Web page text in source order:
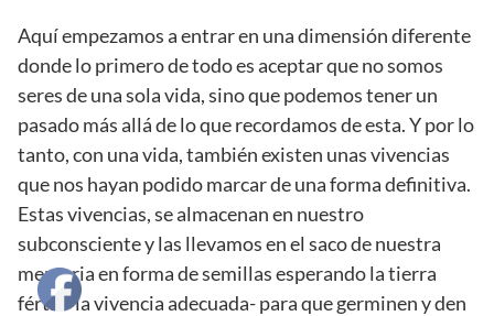
Aquí empezamos a entrar en una dimensión diferente
donde lo primero de todo es aceptar que no somos
seres de una sola vida, sino que podemos tener un
pasado más allá de lo que recordamos de esta. Y por lo
tanto, con una vida, también existen unas vivencias
que nos hayan podido marcar de una forma definitiva.
Estas vivencias, se almacenan en nuestro
subconsciente y las llevamos en el saco de nuestra
memoria en forma de semillas esperando la tierra
fértil –la vivencia adecuada- para que germinen y den